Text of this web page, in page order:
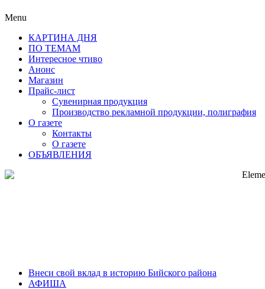
Menu
КАРТИНА ДНЯ
ПО ТЕМАМ
Интересное чтиво
Анонс
Магазин
Прайс-лист
Сувенирная продукция
Производство рекламной продукции, полиграфия
О газете
Контакты
О газете
ОБЪЯВЛЕНИЯ
Внеси свой вклад в историю Бийского района
АФИША